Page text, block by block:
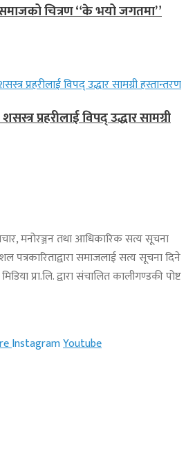
चित्रण “के भयो जगतमा”
प्रहरीलाई विपद् उद्धार सामग्री
मनोरञ्जन तथा आधिकारिक सत्य सूचना
पत्रकारिताद्वारा समाजलाई सत्य सूचना दिने
प्रा.लि. द्वारा संचालित कालीगण्डकी पोष्ट
InstagramYoutube